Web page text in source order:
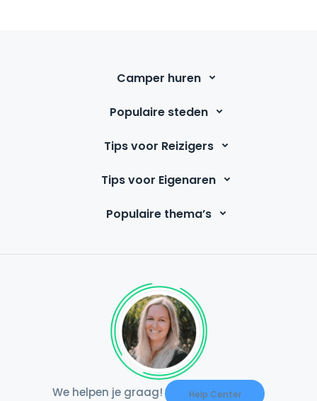
Camper huren
Populaire steden
Tips voor Reizigers
Tips voor Eigenaren
Populaire thema’s
We helpen je graag! Help Center